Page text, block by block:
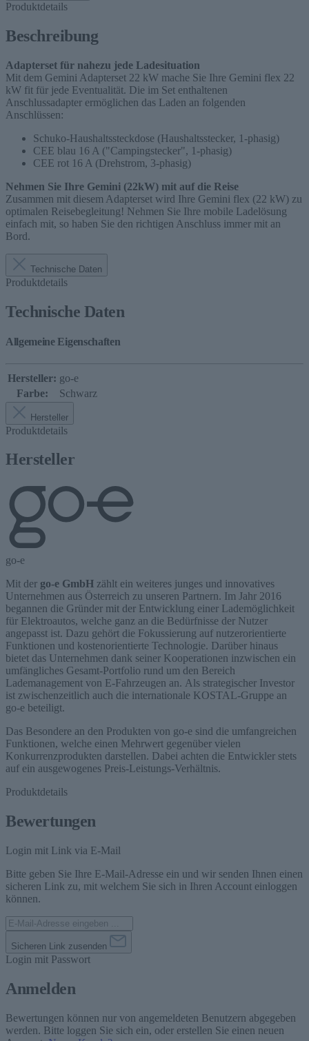
Produktdetails
Beschreibung
Adapterset für nahezu jede Ladesituation
Mit dem Gemini Adapterset 22 kW mache Sie Ihre Gemini flex 22
kW fit für jede Eventualität. Die im Set enthaltenen
Anschlussadapter ermöglichen das Laden an folgenden
Anschlüssen:
Schuko-Haushaltssteckdose (Haushaltsstecker, 1-phasig)
CEE blau 16 A ("Campingstecker", 1-phasig)
CEE rot 16 A (Drehstrom, 3-phasig)
Nehmen Sie Ihre Gemini (22kW) mit auf die Reise
Zusammen mit diesem Adapterset wird Ihre Gemini flex (22 kW) zu
optimalen Reisebegleitung! Nehmen Sie Ihre mobile Ladelösung
einfach mit, so haben Sie den richtigen Anschluss immer mit an
Bord.
Technische Daten
Produktdetails
Technische Daten
Allgemeine Eigenschaften
Hersteller: go-e
Farbe:
Schwarz
Hersteller
Produktdetails
Hersteller
go-e
Mit der go-e GmbH zählt ein weiteres junges und innovatives
Unternehmen aus Österreich zu unseren Partnern. Im Jahr 2016
begannen die Gründer mit der Entwicklung einer Lademöglichkeit
für Elektroautos, welche ganz an die Bedürfnisse der Nutzer
angepasst ist. Dazu gehört die Fokussierung auf nutzerorientierte
Funktionen und kostenorientierte Technologie. Darüber hinaus
bietet das Unternehmen dank seiner Kooperationen inzwischen ein
umfängliches Gesamt-Portfolio rund um den Bereich
Lademanagement von E-Fahrzeugen an. Als strategischer Investor
ist zwischenzeitlich auch die internationale KOSTAL-Gruppe an
go-e beteiligt.
Das Besondere an den Produkten von go-e sind die umfangreichen
Funktionen, welche einen Mehrwert gegenüber vielen
Konkurrenzprodukten darstellen. Dabei achten die Entwickler stets
auf ein ausgewogenes Preis-Leistungs-Verhältnis.
Produktdetails
Bewertungen
Login mit Link via E-Mail
Bitte geben Sie Ihre E-Mail-Adresse ein und wir senden Ihnen einen
sicheren Link zu, mit welchem Sie sich in Ihren Account einloggen
können.
Sicheren Link zusenden
Login mit Passwort
Anmelden
Bewertungen können nur von angemeldeten Benutzern abgegeben
werden. Bitte loggen Sie sich ein, oder erstellen Sie einen neuen